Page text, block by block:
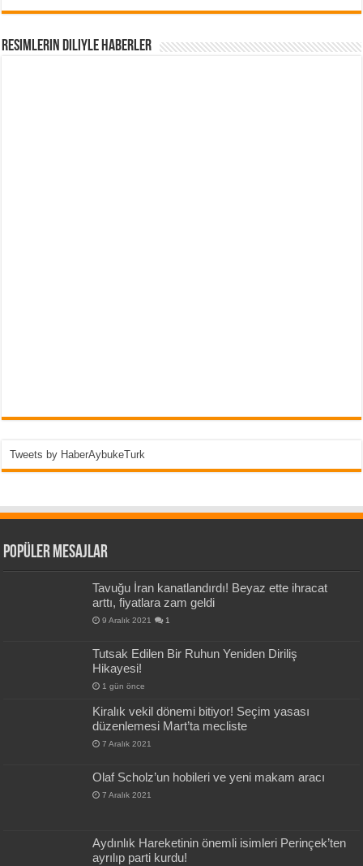
Resimlerin Diliyle Haberler
Tweets by HaberAybukeTurk
Popüler Mesajlar
Tavuğu İran kanatlandırdı! Beyaz ette ihracat
arttı, fiyatlara zam geldi
9 Aralık 2021 1
Tutsak Edilen Bir Ruhun Yeniden Diriliş
Hikayesi!
1 gün önce
Kiralık vekil dönemi bitiyor! Seçim yasası
düzenlemesi Mart’ta mecliste
7 Aralık 2021
Olaf Scholz’un hobileri ve yeni makam aracı
7 Aralık 2021
Aydınlık Hareketinin önemli isimleri Perinçek’ten
ayrılıp parti kurdu!